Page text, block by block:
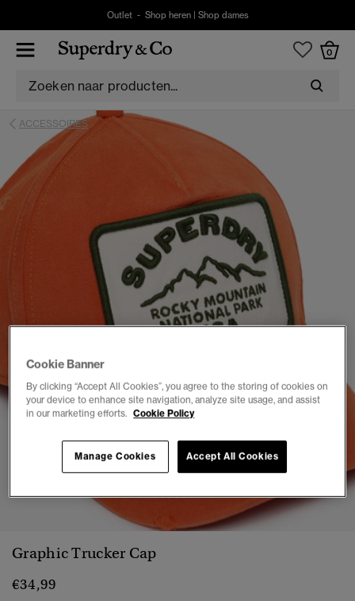
Outlet - Shop heren| Shop dames
0
ACCESSOIRES
Graphic Trucker Cap
€34,99
Cookie Banner
By clicking “Accept All Cookies”, you agree to the storing of cookies on
your device to enhance site navigation, analyze site usage, and assist
in our marketing efforts. Cookie Policy
Accept All Cookies
Manage Cookies